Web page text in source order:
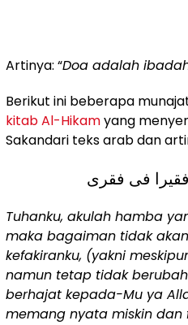
Artinya: “Doa adalah
Berikut ini beberapa
kitab Al-Hikamyang
Sakandari teks arab dan
فقيرا فى فقرى
Tuhanku, akulah hamba
maka bagaiman tidak
kefakiranku, (yakni
namun tetap tidak
berhajat kepada-Mu ya
memang nyata miskin dan